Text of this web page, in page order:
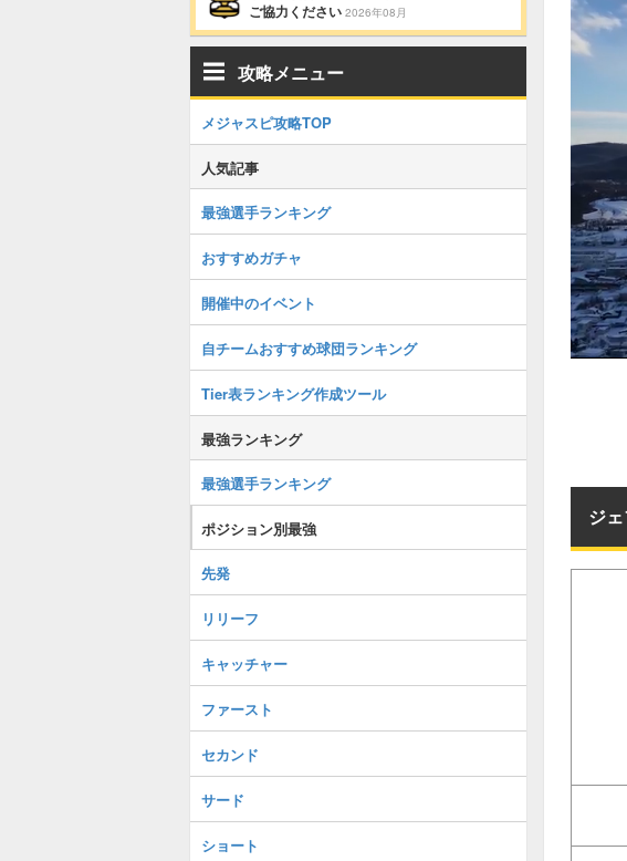
ジ
ご協力ください 2026年08月
攻略メニュー
メジャスピ攻略TOP
人気記事
最強選手ランキング
おすすめガチャ
開催中のイベント
自チームおすすめ球団ランキング
Tier表ランキング作成ツール
最強ランキング
最強選手ランキング
ポジション別最強
先発
リリーフ
キャッチャー
ファースト
セカンド
サード
ショート